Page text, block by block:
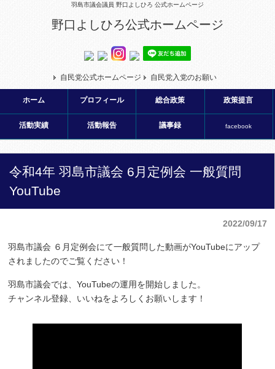
羽島市議会議員 野口よしひろ 公式ホームページ
野口よしひろ公式ホームページ
自民党公式ホームページ 自民党入党のお願い
ホーム プロフィール 総合政策 政策提言
活動実績 活動報告 議事録 facebook
令和4年 羽島市議会 6月定例会 一般質問
YouTube
2022/09/17
羽島市議会 ６月定例会にて一般質問した動画がYouTubeにアップ
されましたのでご覧ください！
羽島市議会では、YouTubeの運用を開始しました。
チャンネル登録、いいねをよろしくお願いします！